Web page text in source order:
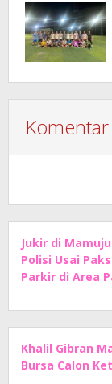
Komentar
Jukir di
Polisi Usai
Parkir di Area
Khalil Gibran
Bursa Calon